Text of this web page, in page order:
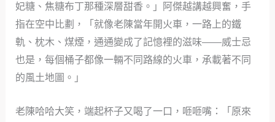
妃糖、焦糖布丁那種深層甜香。」阿傑越講越興奮，手
指在空中比劃，「就像老陳當年開火車，一路上的鐵
軌、枕木、煤煙，通通變成了記憶裡的滋味——威士忌
也是，每個桶子都像一輛不同路線的火車，承載著不同
的風土地圖。」
老陳哈哈大笑，端起杯子又喝了一口，咂咂嘴：「原來